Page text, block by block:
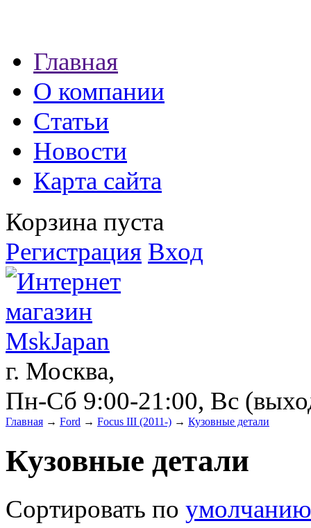
экспресс займы
Главная
О компании
Статьи
Новости
Карта сайта
Корзина пуста
Регистрация Вход
г. Москва,
Пн-Сб 9:00-21:00, Вс
Главная → Ford → Focus III (2011-) → Кузовные детали
Кузовные детали
Сортировать по умолчанию